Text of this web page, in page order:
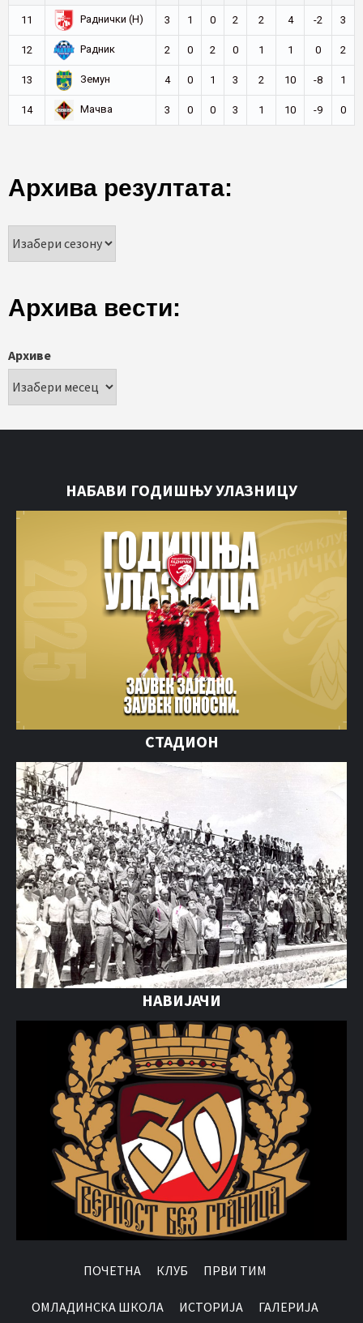
11 Раднички (Н) 3 1 0 2 2 4 -2 3
12 Радник 2 0 2 0 1 1 0 2
13 Земун 4 0 1 3 2 10 -8 1
14 Мачва 3 0 0 3 1 10 -9 0
Архива резултата:
Архива вести:
Архиве
НАБАВИ ГОДИШЊУ УЛАЗНИЦУ
СТАДИОН
НАВИЈАЧИ
ПОЧЕТНА КЛУБ ПРВИ ТИМ
OМЛАДИНСКА ШКОЛА ИСТОРИЈА ГАЛЕРИЈА